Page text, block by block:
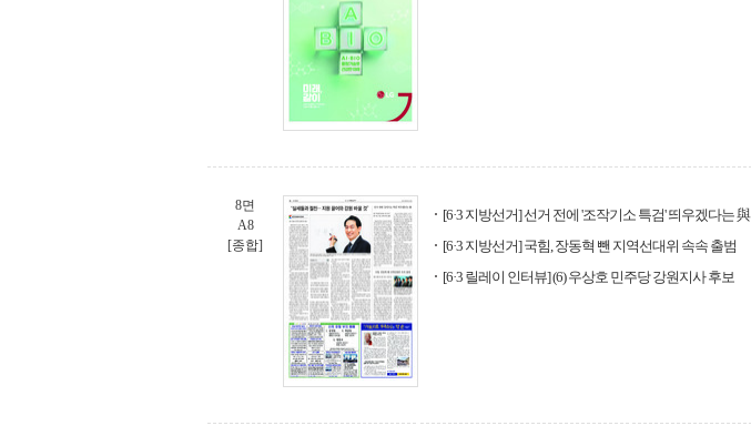
8면
A8
[종합]
[6·3 지방선거] 선거 전에 '조작기소 특검' 띄우겠다는 與
[6·3 지방선거] 국힘, 장동혁 뺀 지역선대위 속속 출범
[6·3 릴레이 인터뷰] (6) 우상호 민주당 강원지사 후보